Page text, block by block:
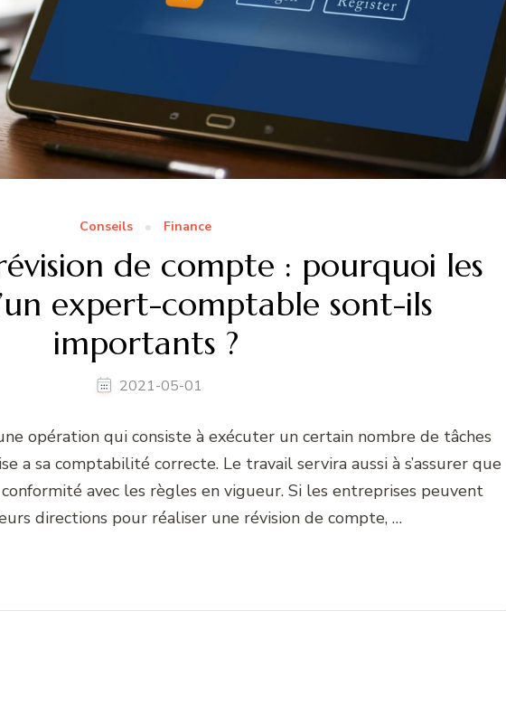
Conseils Finance
de compte : pourquoi les
expert-comptable sont-ils
importants ?
2021-05-01
opération qui consiste à exécuter un certain nombre de tâches
a sa comptabilité correcte. Le travail servira aussi à s’assurer que
avec les règles en vigueur. Si les entreprises peuvent
directions pour réaliser une révision de compte, …